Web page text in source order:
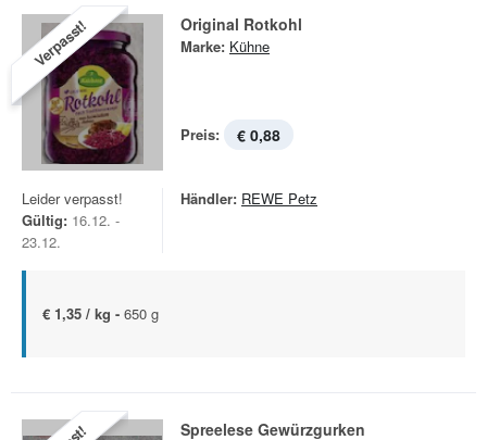
Verpasst! Original Rotkohl
Marke: Kühne
Preis: € 0,88
Leider verpasst!
Gültig: 16.12. -
23.12.
Händler: REWE Petz
€ 1,35 / kg - 650 g
Spreelese Gewürzgurken